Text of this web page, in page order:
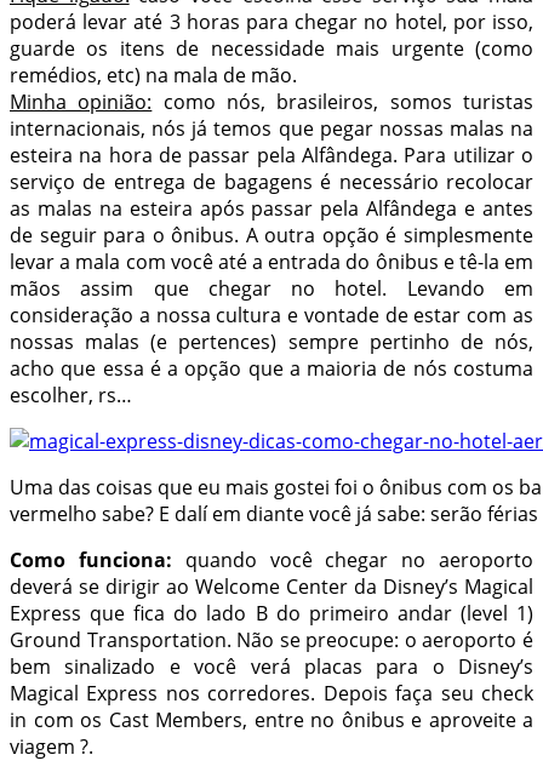
poderá levar até 3 horas para chegar no hotel, por isso,
guarde os itens de necessidade mais urgente (como
remédios, etc) na mala de mão.
Minha opinião: como nós, brasileiros, somos turistas
internacionais, nós já temos que pegar nossas malas na
esteira na hora de passar pela Alfândega. Para utilizar o
serviço de entrega de bagagens é necessário recolocar
as malas na esteira após passar pela Alfândega e antes
de seguir para o ônibus. A outra opção é simplesmente
levar a mala com você até a entrada do ônibus e tê-la em
mãos assim que chegar no hotel. Levando em
consideração a nossa cultura e vontade de estar com as
nossas malas (e pertences) sempre pertinho de nós,
acho que essa é a opção que a maioria de nós costuma
escolher, rs…
Uma das coisas que eu mais gostei foi o ônibus com os
vermelho sabe? E dalí em diante você já sabe: serão
Como funciona: quando você chegar no aeroporto
deverá se dirigir ao Welcome Center da Disney’s Magical
Express que fica do lado B do primeiro andar (level 1)
Ground Transportation. Não se preocupe: o aeroporto é
bem sinalizado e você verá placas para o Disney’s
Magical Express nos corredores. Depois faça seu check
in com os Cast Members, entre no ônibus e aproveite a
viagem ?.